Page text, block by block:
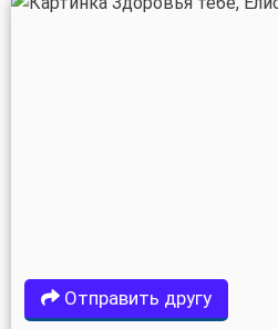
Отправить другу